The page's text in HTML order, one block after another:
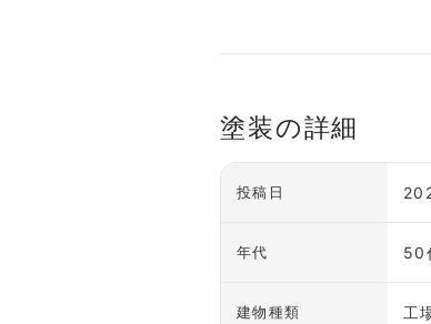
塗装の詳細
投稿日
年代 50
建物種類 工